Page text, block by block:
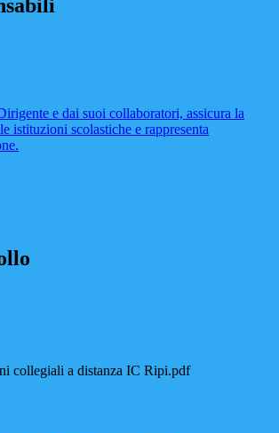
e dai suoi collaboratori, assicura la
istituzioni scolastiche e rappresenta
collegiali a distanza IC Ripi.pdf